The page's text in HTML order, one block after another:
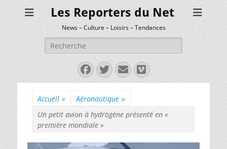
Les Reporters du Net
News – Culture – Loisirs – Tendances
Rechercher :
Facebook
Twitter
E-
mail
Vimeo
Accueil » Aéronautique »
Un petit avion à hydrogène présenté en «
première mondiale »